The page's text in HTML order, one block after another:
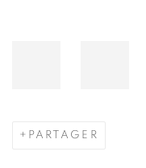
PARTAGER